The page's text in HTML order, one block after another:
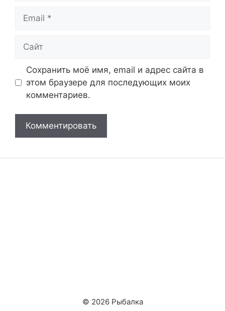
Сохранить моё имя, email и адрес сайта в
этом браузере для последующих моих
комментариев.
© 2026 Рыбалка